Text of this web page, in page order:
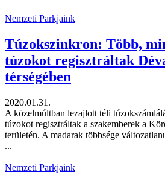
Nemzeti Parkjaink
Túzokszinkron: Több,
túzokot regisztráltak
térségében
2020.01.31.
A közelmúltban lezajlott téli
túzokot regisztráltak a szakemberek a
területén. A madarak többsége
...
Nemzeti Parkjaink